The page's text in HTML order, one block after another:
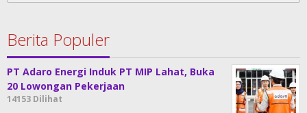
Berita Populer
PT Adaro Energi Induk PT MIP Lahat, Buka
20 Lowongan Pekerjaan
14153 Dilihat